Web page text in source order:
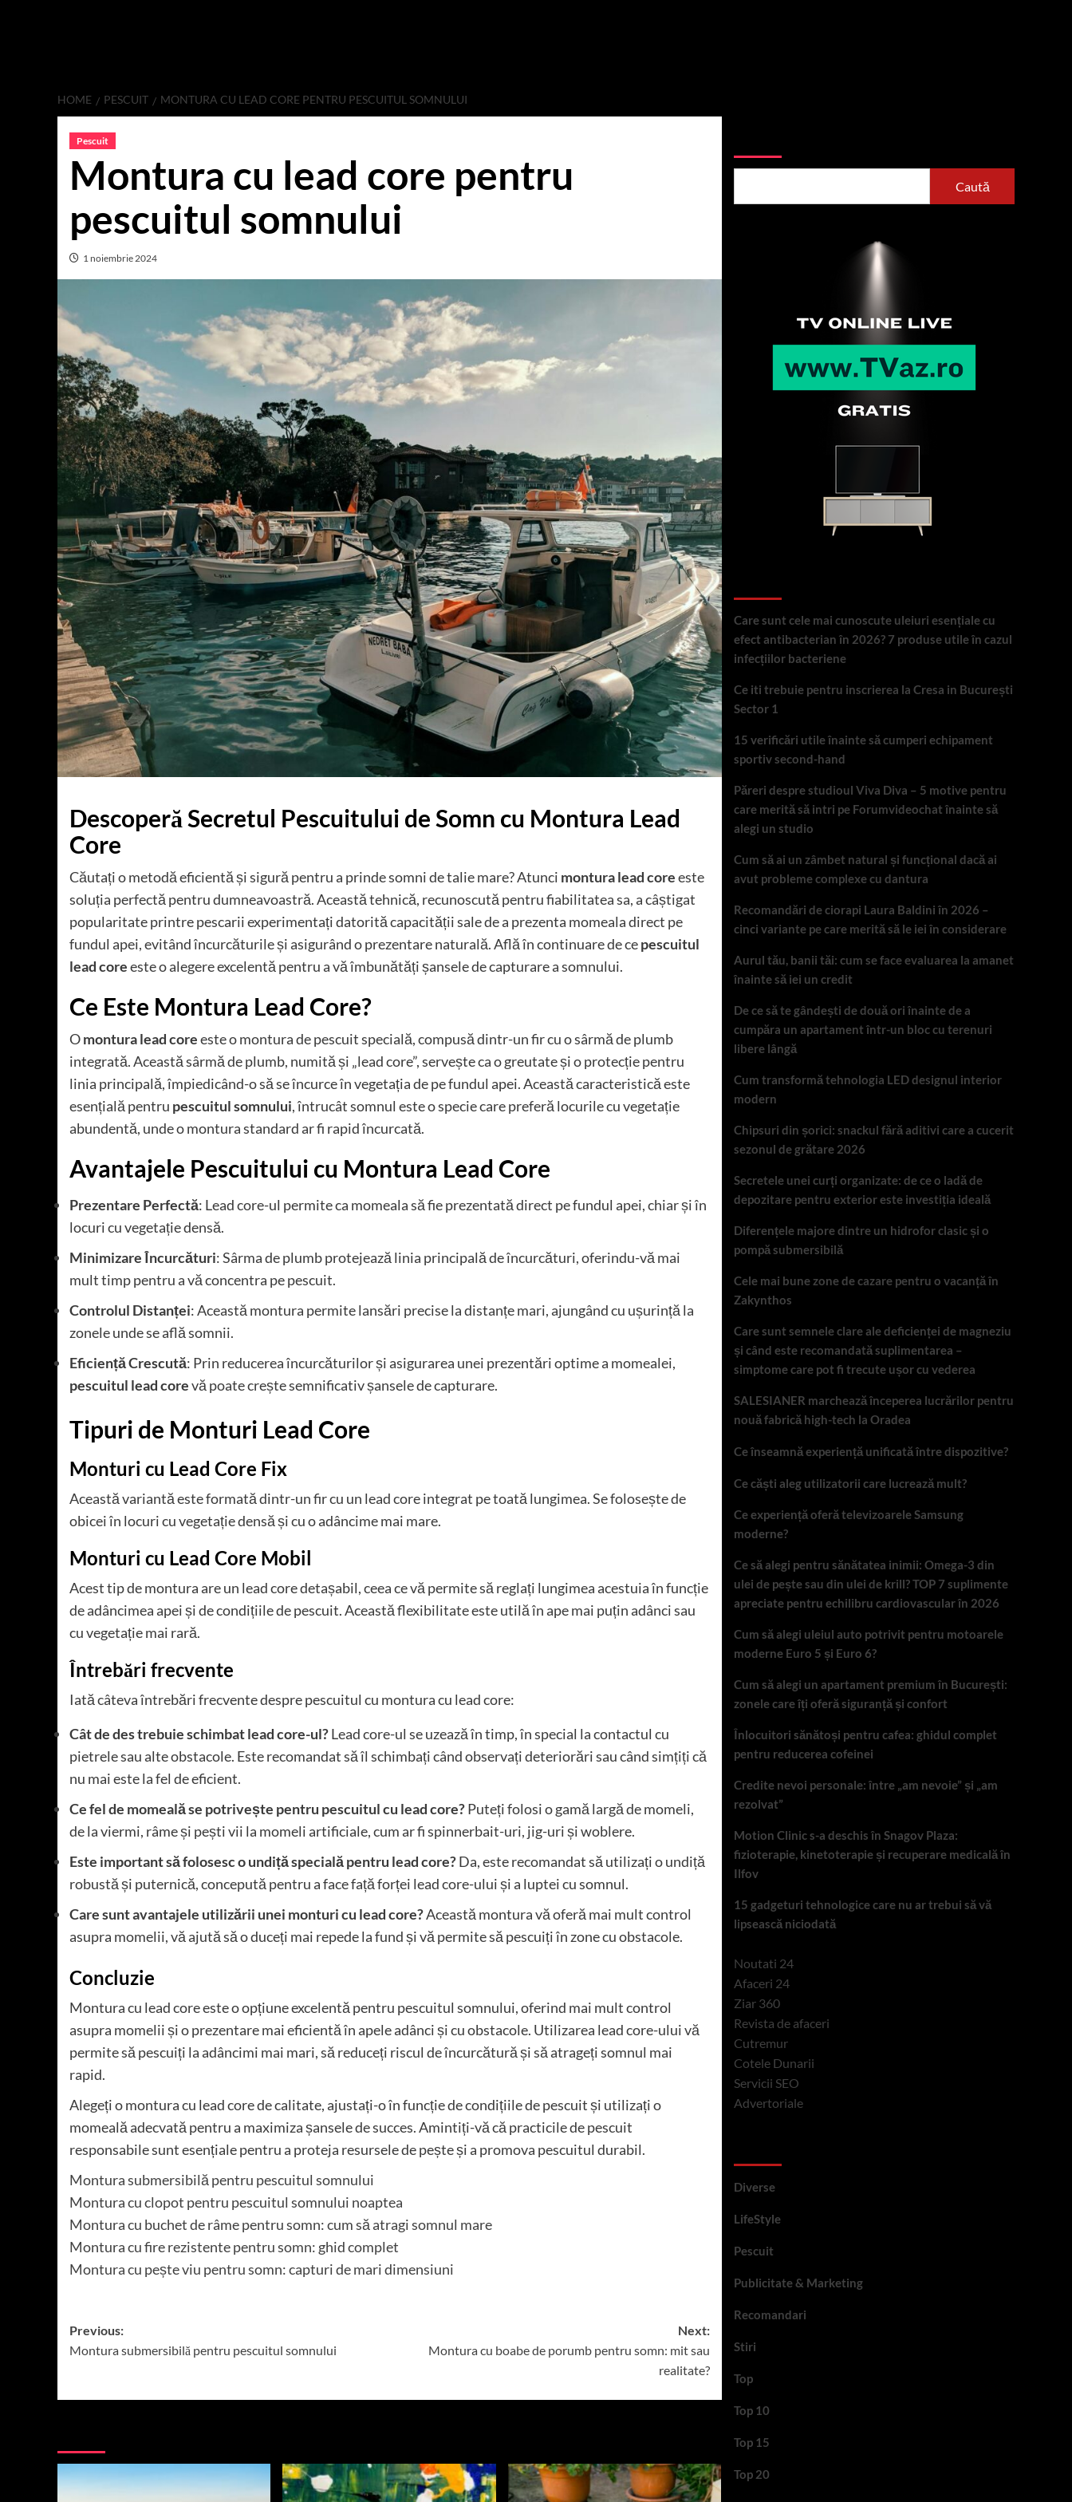
HOME PESCUIT MONTURA CU LEAD CORE PENTRU PESCUITUL SOMNULUI
Pescuit
Montura cu lead core pentru
pescuitul somnului
1 noiembrie 2024
Descoperă Secretul Pescuitului de Somn cu Montura Lead
Core
Căutați o metodă eficientă și sigură pentru a prinde somni de talie mare? Atunci montura lead coreeste
soluția perfectă pentru dumneavoastră. Această tehnică, recunoscută pentru fiabilitatea sa, a câștigat
popularitate printre pescarii experimentați datorită capacității sale de a prezenta momeala direct pe
fundul apei, evitând încurcăturile și asigurând o prezentare naturală. Află în continuare de cepescuitul
lead coreeste o alegere excelentă pentru a vă îmbunătăți șansele de capturare a somnului.
Ce Este Montura Lead Core?
Omontura lead coreeste o montura de pescuit specială, compusă dintr-un fir cu o sârmă de plumb
integrată. Această sârmă de plumb, numită și „lead core”, servește ca o greutate și o protecție pentru
linia principală, împiedicând-o să se încurce în vegetația de pe fundul apei. Această caracteristică este
esențială pentru pescuitul somnului, întrucât somnul este o specie care preferă locurile cu vegetație
abundentă, unde o montura standard ar fi rapid încurcată.
Avantajele Pescuitului cu Montura Lead Core
Prezentare Perfectă: Lead core-ul permite ca momeala să fie prezentată direct pe fundul apei, chiar și în
locuri cu vegetație densă.
Minimizare Încurcături: Sârma de plumb protejează linia principală de încurcături, oferindu-vă mai
mult timp pentru a vă concentra pe pescuit.
Controlul Distanței: Această montura permite lansări precise la distanțe mari, ajungând cu ușurință la
zonele unde se află somnii.
Eficiență Crescută: Prin reducerea încurcăturilor și asigurarea unei prezentări optime a momealei,
pescuitul lead corevă poate crește semnificativ șansele de capturare.
Tipuri de Monturi Lead Core
Monturi cu Lead Core Fix
Această variantă este formată dintr-un fir cu un lead core integrat pe toată lungimea. Se folosește de
obicei în locuri cu vegetație densă și cu o adâncime mai mare.
Monturi cu Lead Core Mobil
Acest tip de montura are un lead core detașabil, ceea ce vă permite să reglați lungimea acestuia în funcție
de adâncimea apei și de condițiile de pescuit. Această flexibilitate este utilă în ape mai puțin adânci sau
cu vegetație mai rară.
Întrebări frecvente
Iată câteva întrebări frecvente despre pescuitul cu montura cu lead core:
Cât de des trebuie schimbat lead core-ul?Lead core-ul se uzează în timp, în special la contactul cu
pietrele sau alte obstacole. Este recomandat să îl schimbați când observați deteriorări sau când simțiți că
nu mai este la fel de eficient.
Ce fel de momeală se potrivește pentru pescuitul cu lead core?Puteți folosi o gamă largă de momeli,
de la viermi, râme și pești vii la momeli artificiale, cum ar fi spinnerbait-uri, jig-uri și woblere.
Este important să folosesc o undiță specială pentru lead core?Da, este recomandat să utilizați o undiță
robustă și puternică, concepută pentru a face față forței lead core-ului și a luptei cu somnul.
Care sunt avantajele utilizării unei monturi cu lead core?Această montura vă oferă mai mult control
asupra momelii, vă ajută să o duceți mai repede la fund și vă permite să pescuiți în zone cu obstacole.
Concluzie
Montura cu lead core este o opțiune excelentă pentru pescuitul somnului, oferind mai mult control
asupra momelii și o prezentare mai eficientă în apele adânci și cu obstacole. Utilizarea lead core-ului vă
permite să pescuiți la adâncimi mai mari, să reduceți riscul de încurcătură și să atrageți somnul mai
rapid.
Alegeți o montura cu lead core de calitate, ajustați-o în funcție de condițiile de pescuit și utilizați o
momeală adecvată pentru a maximiza șansele de succes. Amintiți-vă că practicile de pescuit
responsabile sunt esențiale pentru a proteja resursele de pește și a promova pescuitul durabil.
Montura submersibilă pentru pescuitul somnului
Montura cu clopot pentru pescuitul somnului noaptea
Montura cu buchet de râme pentru somn: cum să atragi somnul mare
Montura cu fire rezistente pentru somn: ghid complet
Montura cu pește viu pentru somn: capturi de mari dimensiuni
Post
navigation
Previous:
Montura submersibilă pentru pescuitul somnului
Next:
Montura cu boabe de porumb pentru somn: mit sau
realitate?
Caută
Care sunt cele mai cunoscute uleiuri esențiale cu
efect antibacterian în 2026? 7 produse utile în cazul
infecțiilor bacteriene
Ce iti trebuie pentru inscrierea la Cresa in București
Sector 1
15 verificări utile înainte să cumperi echipament
sportiv second-hand
Păreri despre studioul Viva Diva – 5 motive pentru
care merită să intri pe Forumvideochat înainte să
alegi un studio
Cum să ai un zâmbet natural și funcțional dacă ai
avut probleme complexe cu dantura
Recomandări de ciorapi Laura Baldini în 2026 –
cinci variante pe care merită să le iei în considerare
Aurul tău, banii tăi: cum se face evaluarea la amanet
înainte să iei un credit
De ce să te gândești de două ori înainte de a
cumpăra un apartament într-un bloc cu terenuri
libere lângă
Cum transformă tehnologia LED designul interior
modern
Chipsuri din șorici: snackul fără aditivi care a cucerit
sezonul de grătare 2026
Secretele unei curți organizate: de ce o ladă de
depozitare pentru exterior este investiția ideală
Diferențele majore dintre un hidrofor clasic și o
pompă submersibilă
Cele mai bune zone de cazare pentru o vacanță în
Zakynthos
Care sunt semnele clare ale deficienței de magneziu
și când este recomandată suplimentarea –
simptome care pot fi trecute ușor cu vederea
SALESIANER marchează începerea lucrărilor pentru
nouă fabrică high-tech la Oradea
Ce înseamnă experiență unificată între dispozitive?
Ce căști aleg utilizatorii care lucrează mult?
Ce experiență oferă televizoarele Samsung
moderne?
Ce să alegi pentru sănătatea inimii: Omega-3 din
ulei de pește sau din ulei de krill? TOP 7 suplimente
apreciate pentru echilibru cardiovascular în 2026
Cum să alegi uleiul auto potrivit pentru motoarele
moderne Euro 5 și Euro 6?
Cum să alegi un apartament premium în București:
zonele care îți oferă siguranță și confort
Înlocuitori sănătoși pentru cafea: ghidul complet
pentru reducerea cofeinei
Credite nevoi personale: între „am nevoie” și „am
rezolvat”
Motion Clinic s-a deschis în Snagov Plaza:
fizioterapie, kinetoterapie și recuperare medicală în
Ilfov
15 gadgeturi tehnologice care nu ar trebui să vă
lipsească niciodată
Noutati 24
Afaceri 24
Ziar 360
Revista de afaceri
Cutremur
Cotele Dunarii
Servicii SEO
Advertoriale
Diverse
LifeStyle
Pescuit
Publicitate & Marketing
Recomandari
Stiri
Top
Top 10
Top 15
Top 20